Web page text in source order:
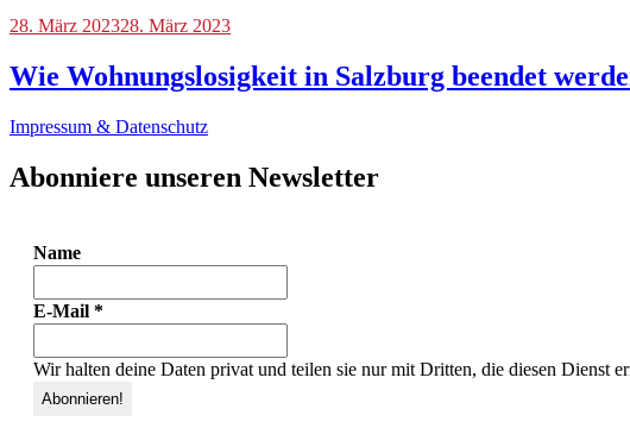
Blog
28. März 202328. März 2023
Wie Wohnungslosigkeit in Salzburg beendet
Impressum & Datenschutz
Abonniere unseren Newsletter
Name
E-Mail *
Wir halten deine Daten privat und teilen sie nur mit Dritten, die diesen Dienst